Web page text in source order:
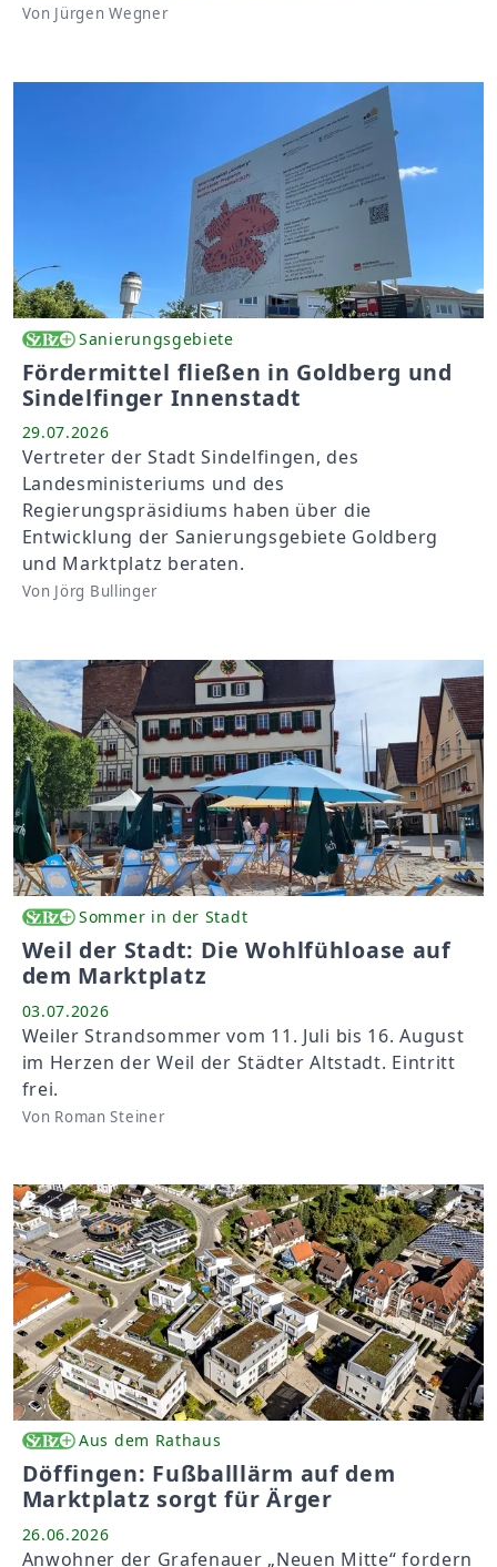
Von Jürgen Wegner
Sanierungsgebiete
Fördermittel fließen in Goldberg und
Sindelfinger Innenstadt
29.07.2026
Vertreter der Stadt Sindelfingen, des
Landesministeriums und des
Regierungspräsidiums haben über die
Entwicklung der Sanierungsgebiete Goldberg
und Marktplatz beraten.
Von Jörg Bullinger
Sommer in der Stadt
Weil der Stadt: Die Wohlfühloase auf
dem Marktplatz
03.07.2026
Weiler Strandsommer vom 11. Juli bis 16. August
im Herzen der Weil der Städter Altstadt. Eintritt
frei.
Von Roman Steiner
Aus dem Rathaus
Döffingen: Fußballlärm auf dem
Marktplatz sorgt für Ärger
26.06.2026
Anwohner der Grafenauer „Neuen Mitte“ fordern